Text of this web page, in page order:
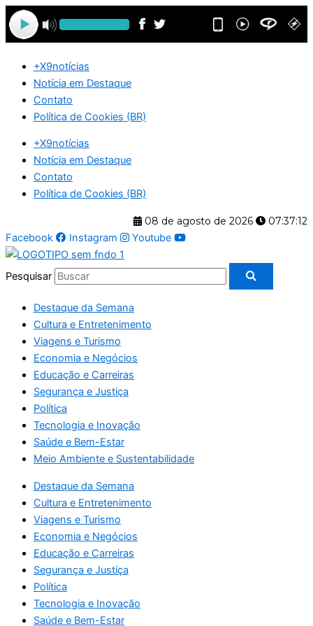
Ir
para
o
+X9notícias
Notícia em Destaque
Contato
Política de Cookies (BR)
+X9notícias
Notícia em Destaque
Contato
Política de Cookies (BR)
08 de agosto de 2026
07:37:12
Facebook
Instagram Youtube
Pesquisar
Destaque da Semana
Cultura e Entretenimento
Viagens e Turismo
Economia e Negócios
Educação e Carreiras
Segurança e Justiça
Política
Tecnologia e Inovação
Saúde e Bem-Estar
Meio Ambiente e Sustentabilidade
Destaque da Semana
Cultura e Entretenimento
Viagens e Turismo
Economia e Negócios
Educação e Carreiras
Segurança e Justiça
Política
Tecnologia e Inovação
Saúde e Bem-Estar